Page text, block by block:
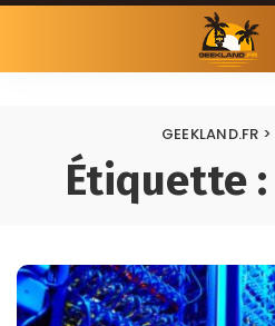
GEEKLAND.FR >
Étiquette :